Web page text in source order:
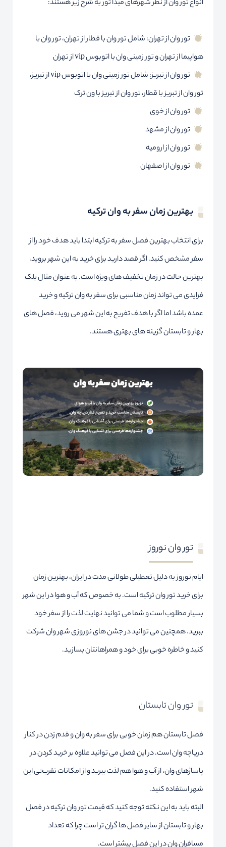
انواع تور وان از نظر شهرهای مبدا تور به شرح زیر هستند:
تور وان از تهران: شامل تور وان با قطار از تهران، تور وان با
هواپیما از تهران و تور زمینی وان با اتوبوس vip از تهران
تور وان از تبریز: شامل تور زمینی وان با اتوبوس vip از تبریز،
تور وان از تبریز با قطار، تور وان از تبریز با ون ترک
تور وان از خوی
تور وان از مشهد
تور وان از ارومیه
تور وان از اصفهان
بهترین زمان سفر به وان ترکیه
برای انتخاب بهترین فصل سفر به ترکیه ابتدا باید هدف خود را از
سفر مشخص کنید. اگر قصد دارید برای خرید به این شهر بروید،
بهترین حالت در زمان تخفیف های ویژه است. به عنوان مثال بلک
فرایدی می تواند زمان مناسبی برای سفر به وان ترکیه و خرید
عمده باشد اما اگر با هدف تفریح به این شهر می روید، فصل های
بهار و تابستان گزینه های بهتری هستند.
تور وان نوروز
ایام نوروز به دلیل تعطیلی طولانی مدت در ایران، بهترین زمان
برای خرید تور وان ترکیه است. به خصوص که آب و هوا در این شهر
بسیار مطلوب است و شما می توانید نهایت لذت را از سفر خود
ببرید. همچنین می توانید در جشن های نوروزی شهر وان شرکت
کنید و خاطره خوبی برای خود و همراهانتان بسازید.
تور وان تابستان
فصل تابستان هم زمان خوبی برای سفر به وان و قدم زدن در کنار
دریاچه وان است. در این فصل می توانید علاوه بر خرید کردن در
پاساژهای وان، از آب و هوا هم لذت ببرید و از امکانات تفریحی این
شهر استفاده کنید.
البته باید به این نکته توجه کنید که قیمت تور وان ترکیه در فصل
بهار و تابستان از سایر فصل ها گران تر است چرا که تعداد